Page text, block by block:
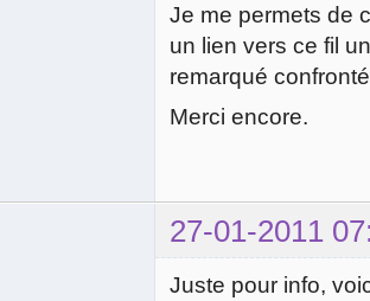
Je me permets de
un lien vers ce fil
remarqué
Merci encore.
27-01-2011
Juste pour info,